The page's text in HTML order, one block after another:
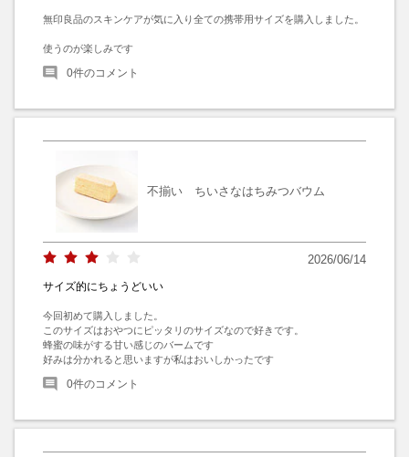
無印良品のスキンケアが気に入り全ての携帯用サイズを購入しました。
使うのが楽しみです
0件のコメント
不揃い ちいさなはちみつバウム
2026/06/14
サイズ的にちょうどいい
今回初めて購入しました。
このサイズはおやつにピッタリのサイズなので好きです。
蜂蜜の味がする甘い感じのバームです
好みは分かれると思いますが私はおいしかったです
0件のコメント